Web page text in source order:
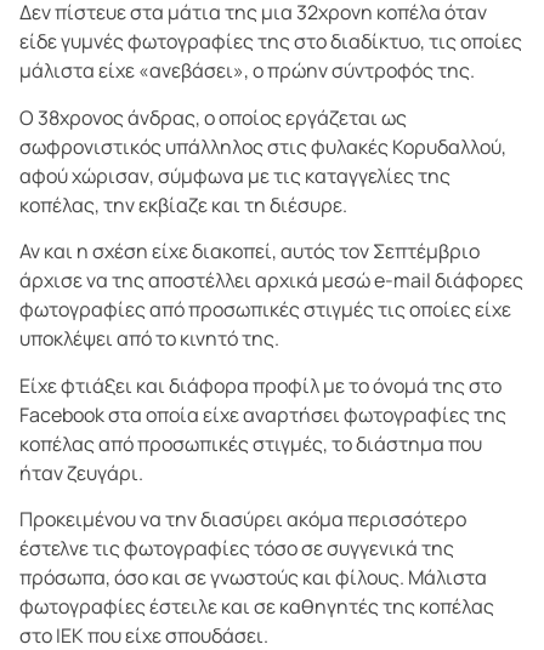
Δεν πίστευε στα μάτια της μια 32χρονη κοπέλα όταν
είδε γυμνές φωτογραφίες της στο διαδίκτυο, τις οποίες
μάλιστα είχε «ανεβάσει», ο πρώην σύντροφός της.
Ο 38χρονος άνδρας, ο οποίος εργάζεται ως
σωφρονιστικός υπάλληλος στις φυλακές Κορυδαλλού,
αφού χώρισαν, σύμφωνα με τις καταγγελίες της
κοπέλας, την εκβίαζε και τη διέσυρε.
Αν και η σχέση είχε διακοπεί, αυτός τον Σεπτέμβριο
άρχισε να της αποστέλλει αρχικά μεσώ e-mail διάφορες
φωτογραφίες από προσωπικές στιγμές τις οποίες είχε
υποκλέψει από το κινητό της.
Είχε φτιάξει και διάφορα προφίλ με το όνομά της στο
Facebook στα οποία είχε αναρτήσει φωτογραφίες της
κοπέλας από προσωπικές στιγμές, το διάστημα που
ήταν ζευγάρι.
Προκειμένου να την διασύρει ακόμα περισσότερο
έστελνε τις φωτογραφίες τόσο σε συγγενικά της
πρόσωπα, όσο και σε γνωστούς και φίλους. Μάλιστα
φωτογραφίες έστειλε και σε καθηγητές της κοπέλας
στο ΙΕΚ που είχε σπουδάσει.